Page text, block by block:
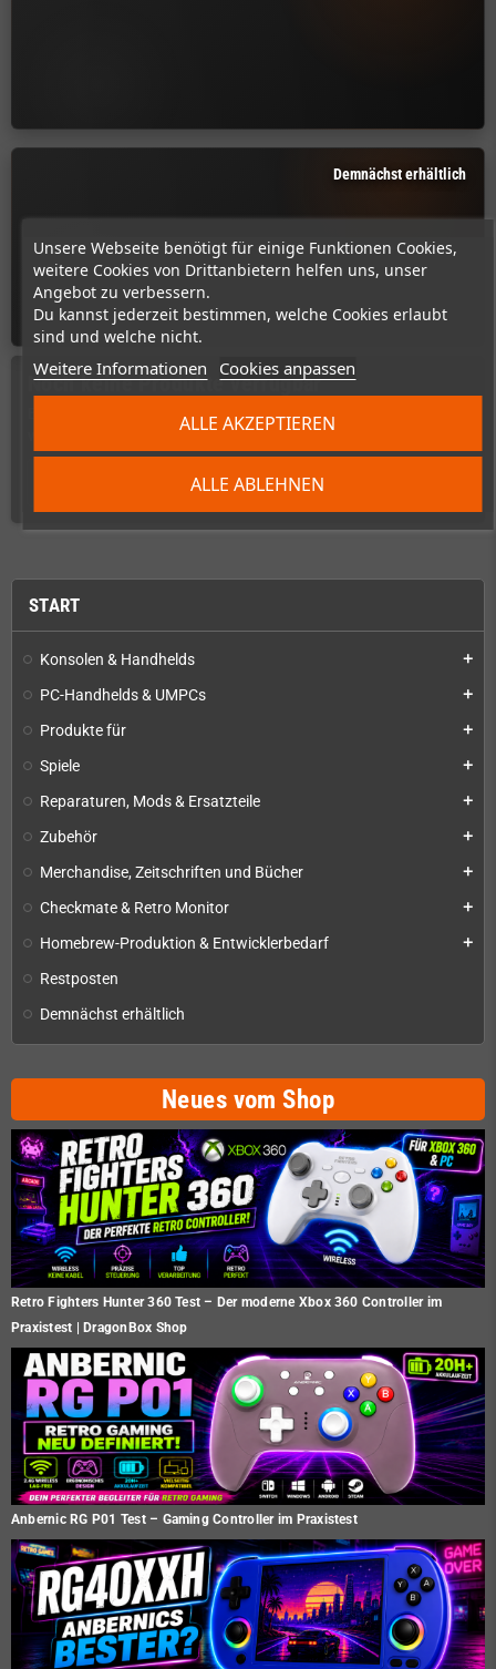
Unsere Webseite benötigt für einige Funktionen Cookies,
weitere Cookies von Drittanbietern helfen uns, unser
Angebot zu verbessern.
Du kannst jederzeit bestimmen, welche Cookies erlaubt
sind und welche nicht.
Weitere Informationen Cookies anpassen
ALLE ABLEHNEN
ALLE AKZEPTIEREN
START
Konsolen & Handhelds add
PC-Handhelds & UMPCs add
Produkte für add
Spiele add
Reparaturen, Mods & Ersatzteile add
Zubehör add
Merchandise, Zeitschriften und Bücher add
Checkmate & Retro Monitor add
Homebrew-Produktion & Entwicklerbedarf add
Restposten
Demnächst erhältlich
Neues vom Shop
Retro Fighters Hunter 360 Test – Der moderne Xbox 360 Controller im
Praxistest | DragonBox Shop
Anbernic RG P01 Test – Gaming Controller im Praxistest
Demnächst erhältlich
Noch keine Produkte verfügbar
Bleiben Sie dran! Sobald weitere Produkte hinzugefügt wurden,
werden sie hier angezeigt.